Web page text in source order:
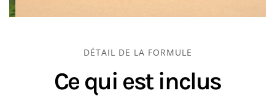
DÉTAIL DE LA FORMULE
Ce qui est inclus